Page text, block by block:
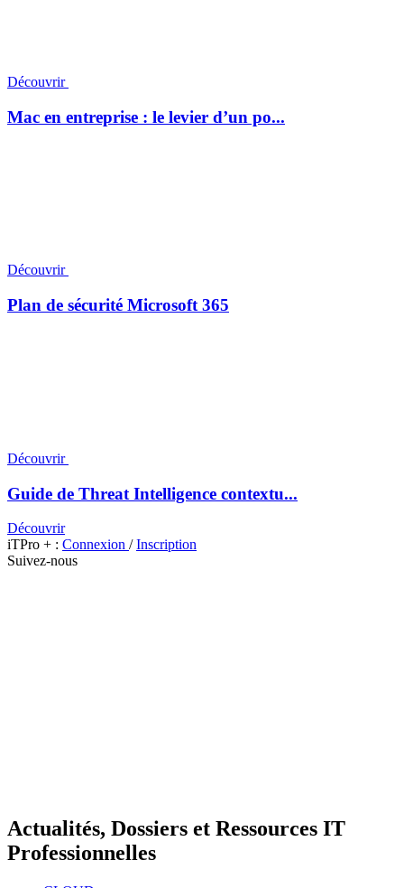
Découvrir
Mac en entreprise : le levier d’un po...
Découvrir
Plan de sécurité Microsoft 365
Découvrir
Guide de Threat Intelligence contextu...
Découvrir
iTPro + : Connexion /Inscription
Suivez-nous
Actualités, Dossiers et Ressources IT
Professionnelles